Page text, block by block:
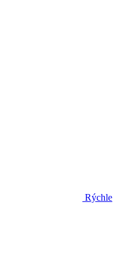
Rýchle